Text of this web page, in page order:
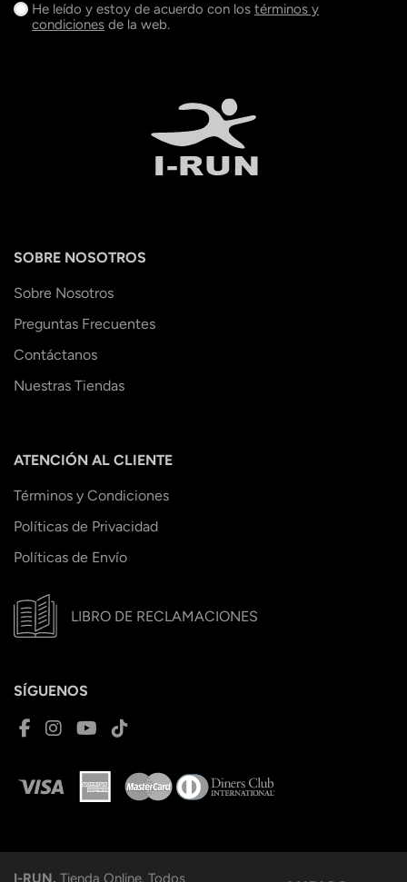
He leído y estoy de acuerdo con los términos y
condiciones de la web.
SOBRE NOSOTROS
Sobre Nosotros
Preguntas Frecuentes
Contáctanos
Nuestras Tiendas
ATENCIÓN AL CLIENTE
Términos y Condiciones
Políticas de Privacidad
Políticas de Envío
LIBRO DE RECLAMACIONES
SÍGUENOS
I-RUN. Tienda Online. Todos